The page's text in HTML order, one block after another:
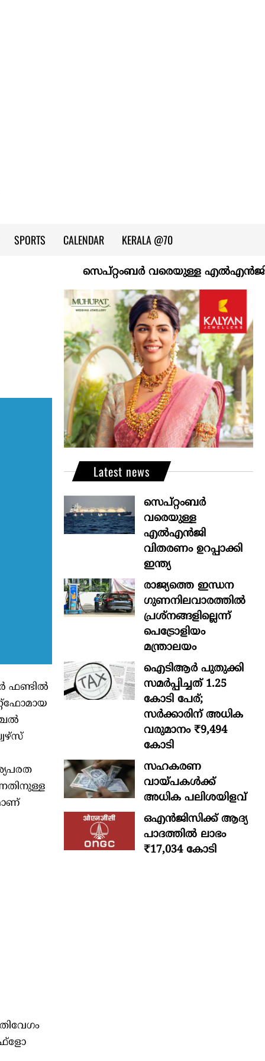
SPORTS CALENDAR KERALA @70
സെപ്റ്റംബർ വരെയുള്ള എൽഎൻജി
ഫണ്ടിൽ
Latest news
സെപ്റ്റംബർ
വരെയുള്ള
എൽഎൻജി
വിതരണം ഉറപ്പാക്കി
ഇന്ത്യ
രാജ്യത്തെ ഇന്ധന
ഗുണനിലവാരത്തില്‍
പ്രശ്‌നങ്ങളില്ലെന്ന്
പെട്രോളിയം
മന്ത്രാലയം
ഐടിആര്‍ പുതുക്കി
സമർപ്പിച്ചത് 1.25
കോടി പേര്;
സർക്കാരിന് അധിക
വരുമാനം ₹9,494
കോടി
സഹകരണ
വായ്പകള്‍ക്ക്
അധിക പലിശയിളവ്
ഒഎന്‍ജിസിക്ക് ആദ്യ
പാദത്തില്‍ ലാഭം
₹17,034 കോടി